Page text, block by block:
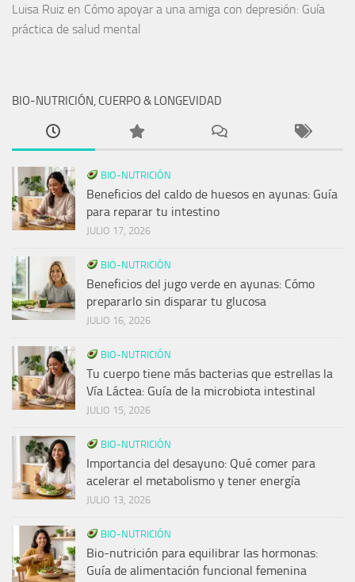
Luisa Ruiz en Cómo apoyar a una amiga con depresión: Guía
práctica de salud mental
BIO-NUTRICIÓN, CUERPO & LONGEVIDAD
BIO-NUTRICIÓN
Beneficios del caldo de huesos en ayunas: Guía
para reparar tu intestino
JULIO 17, 2026
BIO-NUTRICIÓN
Beneficios del jugo verde en ayunas: Cómo
prepararlo sin disparar tu glucosa
JULIO 16, 2026
BIO-NUTRICIÓN
Tu cuerpo tiene más bacterias que estrellas la
Vía Láctea: Guía de la microbiota intestinal
JULIO 15, 2026
BIO-NUTRICIÓN
Importancia del desayuno: Qué comer para
acelerar el metabolismo y tener energía
JULIO 13, 2026
BIO-NUTRICIÓN
Bio-nutrición para equilibrar las hormonas:
Guía de alimentación funcional femenina